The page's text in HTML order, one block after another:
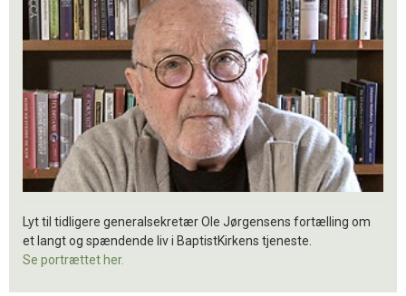
Lyt til tidligere generalsekretær Ole Jørgensens fortælling om
et langt og spændende liv i BaptistKirkens tjeneste.
Se portrættet her.